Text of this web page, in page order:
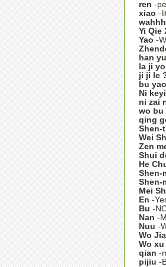
ren -
xiao -
Yi Qie
Yao -
han yu
la ji
ji ji le
bu
Ni
ni zai
wo bu
qing
Shen-
Wei
Zen
Shui
He
Shen-
Shen-
Mei
En -
Bu -
Nan -
Nuu -
Wo
Wo xu
qian -
pijiu -